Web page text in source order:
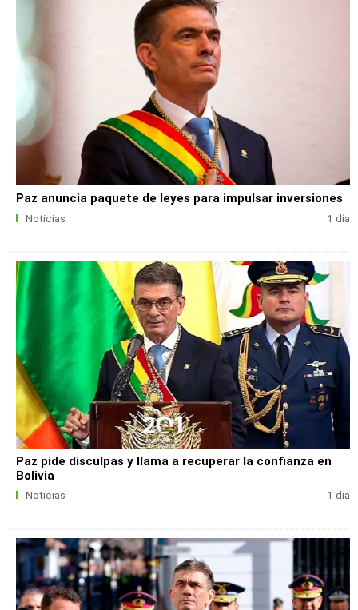
Paz anuncia paquete de leyes para impulsar inversiones
Noticias 1 día
Paz pide disculpas y llama a recuperar la confianza en
Bolivia
Noticias 1 día